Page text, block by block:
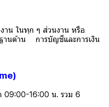
ในทุก ๆ ส่วนงาน หรือ
นด้าน การบัญชีและการเงิน
16:00 น. รวม 6